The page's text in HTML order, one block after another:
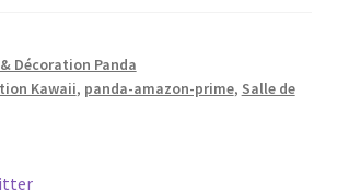
Décoration Panda
Kawaii, panda-amazon-prime, Salle de